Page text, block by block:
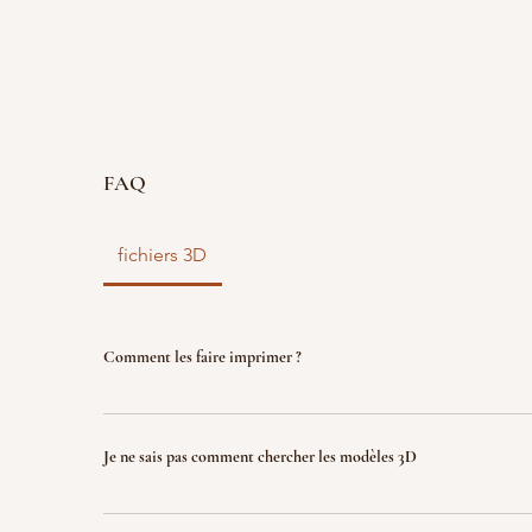
FAQ
fichiers 3D
Comment les faire imprimer ?
vous disposez d'un fichier 3D ? faites le nous
garantir la propriété intellectuelle.
Je ne sais pas comment chercher les modèles 3D
Indiquez nous ce que vous recherchez (jeux,